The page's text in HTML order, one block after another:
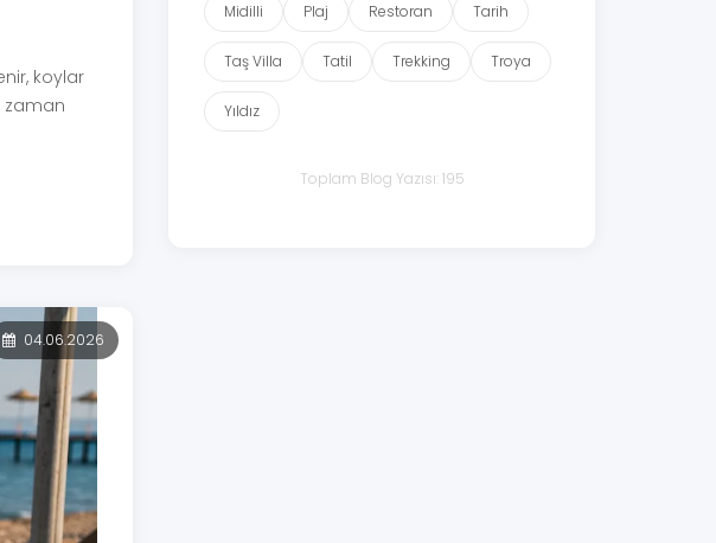
koylar
zaman
04.06.2026
Midilli Plaj Restoran Tarih
Taş Villa Tatil Trekking Troya
Yıldız
Toplam Blog Yazısı: 195